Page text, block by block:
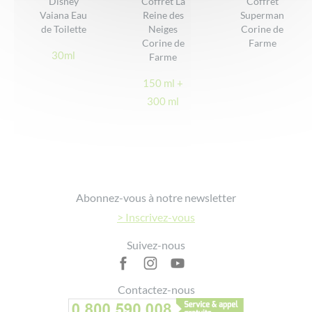
Ne pique pas les yeux
Conçu, fabriqué et conditionné en France
DONNER VOTRE AVIS
Vaiana Eau
de Toilette
30ml
Reine des
Neiges
Corine de
Farme
150 ml +
300 ml
Superman
Corine de
Farme
Abonnez-vous à notre newsletter
> Inscrivez-vous
Suivez-nous
Contactez-nous